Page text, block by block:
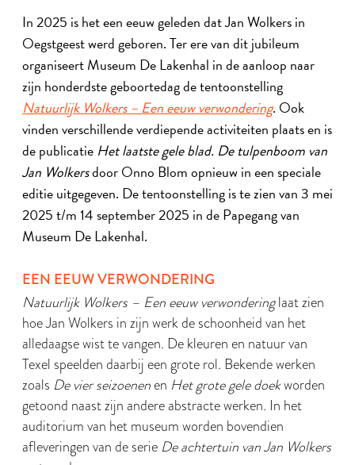
In 2025 is het een eeuw geleden dat Jan Wolkers in
Oegstgeest werd geboren. Ter ere van dit jubileum
organiseert Museum De Lakenhal in de aanloop naar
zijn honderdste geboortedag de tentoonstelling
Natuurlijk Wolkers – Een eeuw verwondering. Ook
vinden verschillende verdiepende activiteiten plaats en is
de publicatie Het laatste gele blad. De tulpenboom van
Jan Wolkersdoor Onno Blom opnieuw in een speciale
editie uitgegeven. De tentoonstelling is te zien van 3 mei
2025 t/m 14 september 2025 in de Papegang van
Museum De Lakenhal.
EEN EEUW VERWONDERING
Natuurlijk Wolkers – Een eeuw verwonderinglaat zien
hoe Jan Wolkers in zijn werk de schoonheid van het
alledaagse wist te vangen. De kleuren en natuur van
Texel speelden daarbij een grote rol. Bekende werken
zoals De vier seizoenenen Het grote gele doekworden
getoond naast zijn andere abstracte werken. In het
auditorium van het museum worden bovendien
afleveringen van de serie De achtertuin van Jan Wolkers